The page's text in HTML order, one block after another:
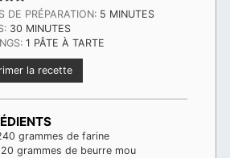
DE PRÉPARATION: 5 MINUTES
MINUTES
30 MINUTES
MINUTES
1 PÂTE À TARTE
la recette
grammes de farine
grammes de beurre mou